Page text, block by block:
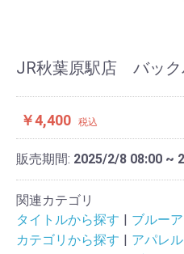
JR秋葉原駅店 バック
￥4,400 税込
販売期間: 2025/2/8 08:00 ~
関連カテゴリ
タイトルから探す
ブルー
カテゴリから探す
アパレ